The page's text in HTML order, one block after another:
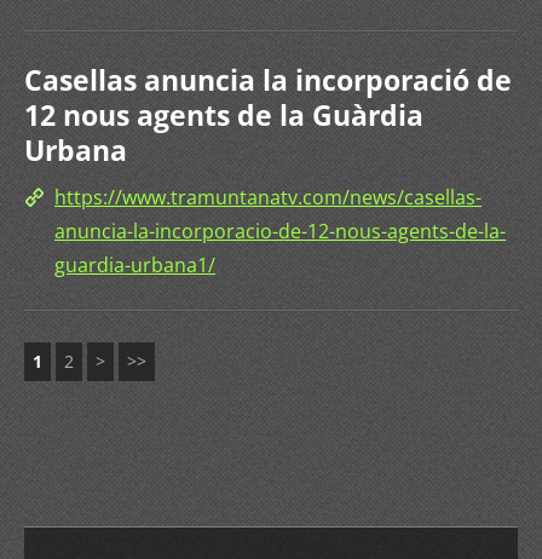
Casellas anuncia la incorporació de
12 nous agents de la Guàrdia
Urbana
https://www.tramuntanatv.com/news/casellas-
anuncia-la-incorporacio-de-12-nous-agents-de-la-
guardia-urbana1/
1 2 > >>